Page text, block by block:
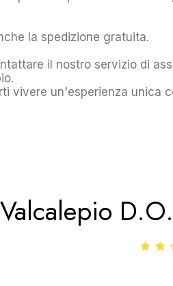
la spedizione gratuita.
il nostro servizio di
vivere un'esperienza unica
Valcalepio